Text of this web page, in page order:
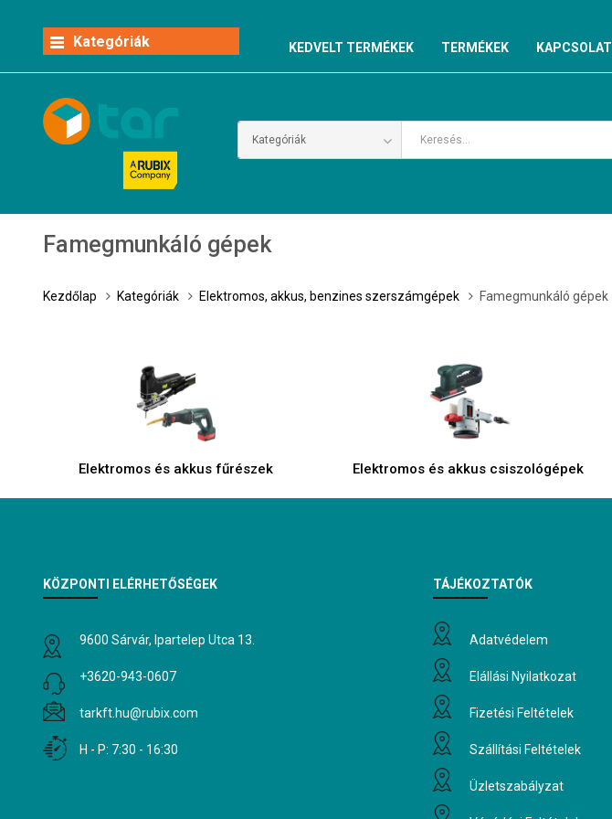
Kategóriák KEDVELT TERMÉKEK TERMÉKEK KAPCSOLAT
Famegmunkáló gépek
Kezdőlap Kategóriák Elektromos, akkus, benzines szerszámgépek Famegmunkáló gépek
Elektromos és akkus fűrészek Elektromos és akkus csiszológépek
KÖZPONTI ELÉRHETŐSÉGEK
9600 Sárvár, Ipartelep Utca 13.
+3620-943-0607
tarkft.hu@rubix.com
H - P: 7:30 - 16:30
TÁJÉKOZTATÓK
Adatvédelem
Elállási Nyilatkozat
Fizetési Feltételek
Szállítási Feltételek
Üzletszabályzat